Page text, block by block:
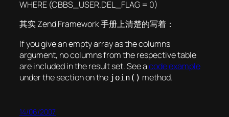
WHERE (CBBS_USER.DEL_FLAG = 0)
其实 Zend Framework 手册上清楚的写着：
If you give an empty array as the columns
argument, no columns from the respective table
are included in the result set. See acode example
under the section on the join() method.
14/06/2007